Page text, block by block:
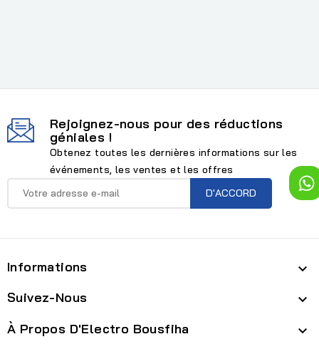
Rejoignez-nous pour des réductions
géniales !
Obtenez toutes les dernières informations sur les
événements, les ventes et les offres
Informations 
Suivez-Nous 
À Propos D'Electro Bousfiha 